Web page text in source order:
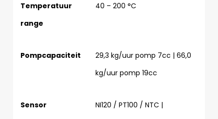
Temperatuur
range
40 – 200 °C
Pompcapaciteit
29,3 kg/uur pomp 7cc | 66,0
kg/uur pomp 19cc
Sensor
NI120 / PT100 / NTC |